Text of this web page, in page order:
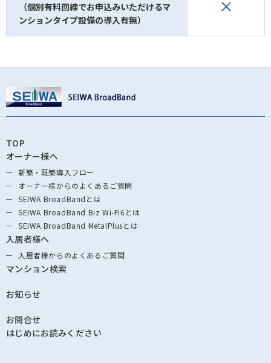
（個別有料回線でお申込みいただけるマ
ンションタイプ設備の導入有無）
TOP
オーナー様へ
新築・既築導⼊フロー
オーナー様からのよくあるご質問
SEIWA BroadBandとは
SEIWA BroadBand Biz Wi-Fi6とは
SEIWA BroadBand MetalPlusとは
入居者様へ
入居者様からのよくあるご質問
マンション検索
お知らせ
お問合せ
はじめにお読みください